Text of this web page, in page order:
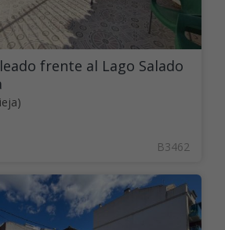
frente al Lago Salado
B3462